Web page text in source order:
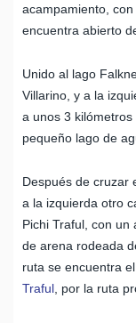
acampamiento,
encuentra abierto
Unido al lago
Villarino, y a la
a unos 3
pequeño lago de
Después de cruzar
a la izquierda otro
Pichi Traful, con un
de arena rodeada
ruta se encuentra
Traful , por la ruta